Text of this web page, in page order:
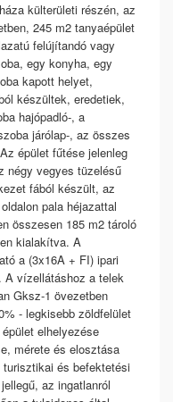
külterületi részén, az
245 m2 tanyaépület
felújítandó vagy
egy konyha, egy
kapott helyet,
készültek, eredetiek,
hajópadló-, a
járólap-, az összes
épület fűtése jelenleg
négy vegyes tüzelésű
fából készült, az
pala héjazattal
összesen 185 m2 tároló
kialakítva. A
a (3x16A + FI) ipari
A vízellátáshoz a telek
Gksz-1 övezetben
- legkisebb zöldfelület
elhelyezése
mérete és elosztása
és befektetési
az ingatlanról